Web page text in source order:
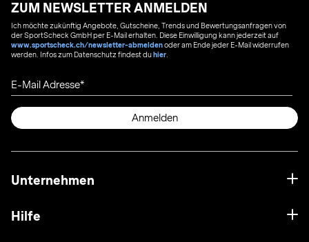
ZUM NEWSLETTER ANMELDEN
Ich möchte zukünftig Angebote, Gutscheine, Trends und Bewertungsanfragen von
der SportScheck GmbH per E-Mail erhalten. Diese Einwilligung kann jederzeit auf
www.sportscheck.ch/newsletter-abmeldenoder am Ende jeder E-Mail widerrufen
werden. Infos zum Datenschutz findest duhier
E-Mail Adresse
Anmelden
Unternehmen
Hilfe